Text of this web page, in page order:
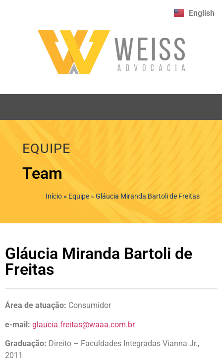
English
EQUIPE
Team
Início » Equipe » Gláucia Miranda Bartoli de Freitas
Gláucia Miranda Bartoli de
Freitas
Área de atuação: Consumidor
e-mail: glaucia.freitas@waaa.com.br
Graduação: Direito – Faculdades Integradas Vianna Jr.,
2011